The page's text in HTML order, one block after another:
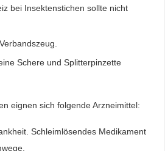
bei Insektenstichen sollte nicht
Schere und Splitterpinzette
eignen sich folgende Arzneimittel:
Schleimlösendes Medikament